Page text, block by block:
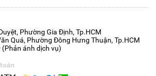
Phường Gia Định, Tp.HCM
Quá, Phường Đông Hưng Thuận, Tp.HCM
ánh dịch vụ)